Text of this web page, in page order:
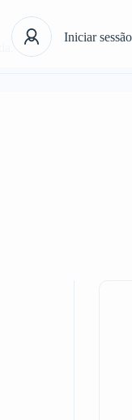
Iniciar sessão